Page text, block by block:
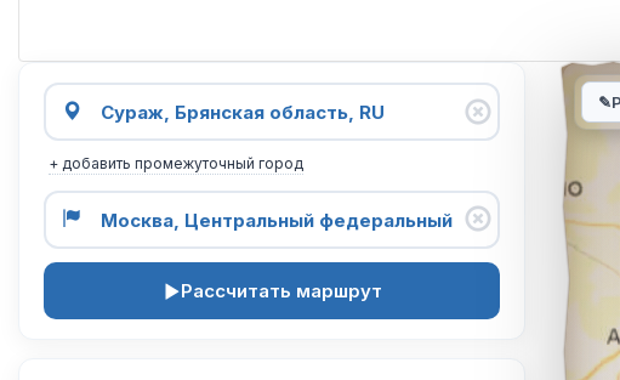
+ добавить промежуточный город
Рассчитать маршрут
✎